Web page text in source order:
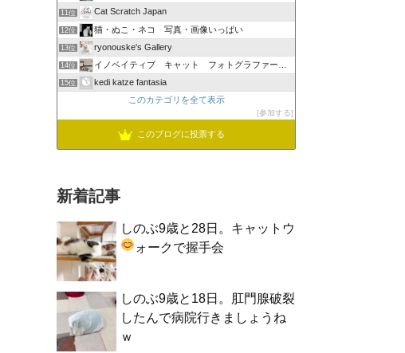
11位 Cat Scratch Japan
12位 猫・ぬこ・ネコ 写真・画像いっぱい
13位 ryonouske's Gallery
14位 イノベイティブ キャット フォトグラファーズ グループ
15位
kedi katze fantasia
このカテゴリを全て表示
参加する
このブログに投票する
新着記事
しのぶ9歳と28日。キャットウ
ォークで握手会
しのぶ9歳と18日。肛門腺破裂
したんで病院行きましょうね
ｗ